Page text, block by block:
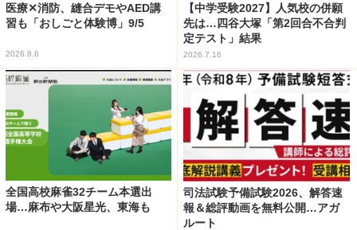
医療✕消防、縫合デモやAED講
習も「おしごと体験博」9/5
2026.8.6
【中学受験2027】人気校の併願
先は…四谷大塚「第2回合不合判
定テスト」結果
2026.7.16
全国高校麻雀32チーム本選出
場…麻布や大阪星光、東海も
司法試験予備試験2026、解答速
報＆総評動画を無料公開…アガ
ルート